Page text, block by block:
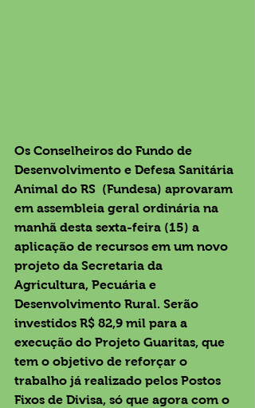
Os Conselheiros do Fundo de
Desenvolvimento e Defesa Sanitária
Animal do RS  (Fundesa) aprovaram
em assembleia geral ordinária na
manhã desta sexta-feira (15) a
aplicação de recursos em um novo
projeto da Secretaria da
Agricultura, Pecuária e
Desenvolvimento Rural. Serão
investidos R$ 82,9 mil para a
execução do Projeto Guaritas, que
tem o objetivo de reforçar o
trabalho já realizado pelos Postos
Fixos de Divisa, só que agora com o